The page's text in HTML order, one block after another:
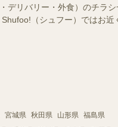
デリバリー・外食）のチラ
（シュフー）ではお
宮城県 秋田県 山形県 福島県